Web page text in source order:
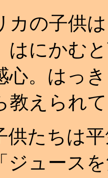
の子供
はにかむ
心。はっ
教えられ
たちは
ジュース